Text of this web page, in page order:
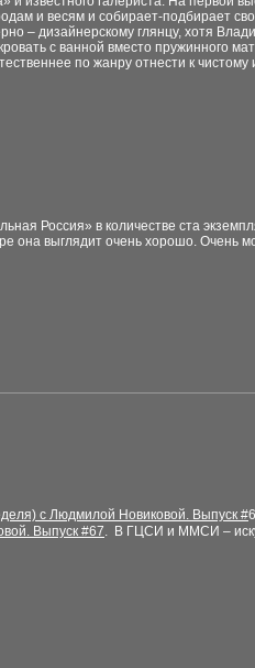
и весям и собирает-подбирает
– дизайнерскому глянцу, хотя
с ванной вместо пружинного
по жанру отнести к
Россия» в количестве ста
она выглядит очень хорошо. Очень
с Людмилой Новиковой. Выпуск #6
Выпуск #67. В ГЦСИ и ММСИ –